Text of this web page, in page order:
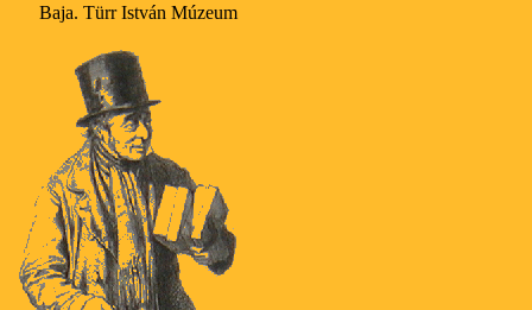
Baja. Türr István Múzeum